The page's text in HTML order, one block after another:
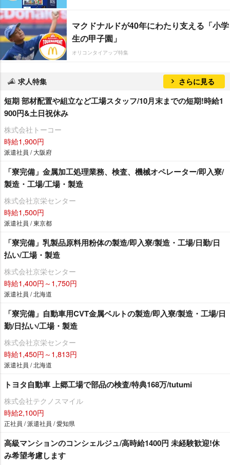
マクドナルドが40年にわたり支える「小学
生の甲子園」
オリコンタイアップ特集
求人特集 さらに見る
短期 部材配置や組立など工場スタッフ/10月末までの短期!時給1
900円&土日祝休み
株式会社トーコー
時給1,900円
派遣社員 / 大阪府
「寮完備」金属加工処理業務、検査、機械オペレーター/即入寮/
製造・工場/工場・製造
株式会社京栄センター
時給1,500円
派遣社員 / 東京都
「寮完備」乳製品原料用粉体の製造/即入寮/製造・工場/日勤/日
払い/工場・製造
株式会社京栄センター
時給1,400円～1,750円
派遣社員 / 北海道
「寮完備」自動車用CVT金属ベルトの製造/即入寮/製造・工場/日
勤/日払い/工場・製造
株式会社京栄センター
時給1,450円～1,813円
派遣社員 / 北海道
トヨタ自動車 上郷工場で部品の検査/特典168万/tutumi
株式会社テクノスマイル
時給2,100円
正社員 / 派遣社員 / 愛知県
高級マンションのコンシェルジュ/高時給1400円 未経験歓迎!休
み希望考慮します